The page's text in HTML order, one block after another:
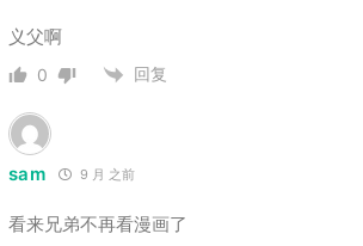
义父啊
0 回复
sam 9 月 之前
看来兄弟不再看漫画了